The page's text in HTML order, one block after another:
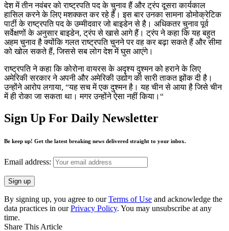
देश में तीन नवंबर को राष्ट्रपति पद के चुनाव हैं और ट्रंप दूसरा कार्यकाल
हासिल करने के लिए मशक्कत कर रहे हैं। इस बार उनका सामना डोमोक्रेटिक
पार्टी के राष्ट्रपति पद के उम्मीदवार जो बाइडेन से है। अधिकतर चुनाव पूर्व
सर्वेक्षणों के अनुसार बाइडेन, ट्रंप से खासे आगे हैं। ट्रंप ने कहा कि यह बहुत
अहम चुनाव है क्योंकि गलत राष्ट्रपति चुनने पर वह कर बढ़ा सकते हैं और सीमा
को खोल सकते हैं, जिससे सब लोग देश में घुस आएंगे।
राष्ट्रपति ने कहा कि कोरोना वायरस के अदृश्य दुश्मन को हराने के लिए
अमेरिकी सरकार ने अपनी और अमेरिकी उद्योग की सारी ताकत झोंक दी है।
उन्होंने आरोप लगाया, “यह सच में एक दुश्मन है। यह चीन से आया है जिसे चीन
में ही रोका जा सकता था। मगर उन्होंने ऐसा नहीं किया।“
Sign Up For Daily Newsletter
Be keep up! Get the latest breaking news delivered straight to your inbox.
Email address:
By signing up, you agree to ourTerms of Use and acknowledge the
data practices in ourPrivacy Policy. You may unsubscribe at any
time.
Share This Article